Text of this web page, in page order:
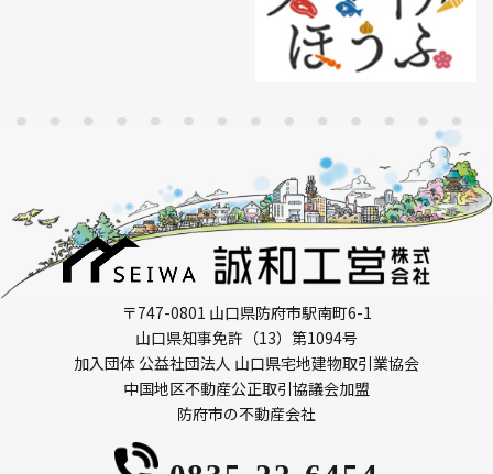
〒747-0801 山口県防府市駅南町6-1
山口県知事免許（13）第1094号
加入団体 公益社団法人 山口県宅地建物取引業協会
中国地区不動産公正取引協議会加盟
防府市の不動産会社